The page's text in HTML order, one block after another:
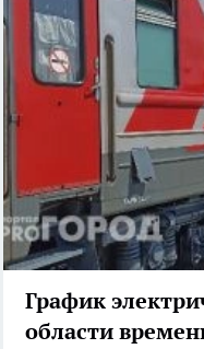
График
области